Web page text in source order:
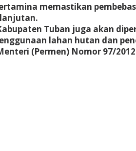
memastikan
Tuban juga akan
lahan hutan dan
(Permen) Nomor 97/